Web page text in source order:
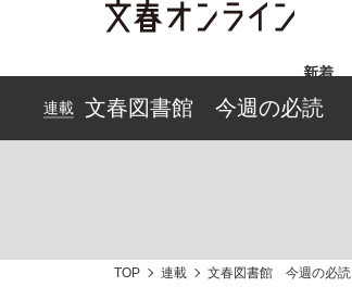
新着
連載 文春図書館 今週の必読
TOP 連載 文春図書館 今週の必読